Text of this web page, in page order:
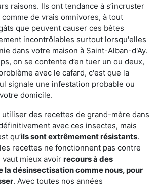
raisons. Ils ont tendance à s’incruster
de vrais omnivores, à tout
que peuvent causer ces bêtes
incontrôlables surtout lorsqu'elles
dans votre maison à Saint-Alban-d'Ay.
on se contente d’en tuer un ou deux,
avec le cafard, c'est que la
signale une infestation probable ou
domicile.
utiliser des recettes de grand-mère dans
avec ces insectes, mais
qu’ils sont extrêmement résistants.
recettes ne fonctionnent pas contre
mieux avoir recours à des
la désinsectisation comme nous, pour
. Avec toutes nos années